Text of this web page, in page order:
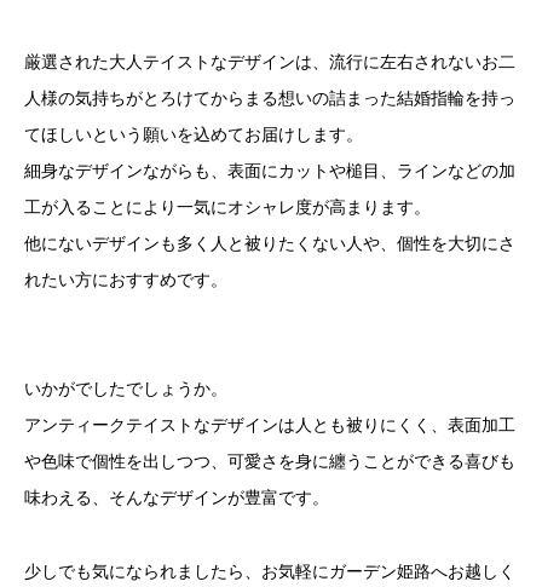
厳選された大人テイストなデザインは、流行に左右されないお二
人様の気持ちがとろけてからまる想いの詰まった結婚指輪を持っ
てほしいという願いを込めてお届けします。
細身なデザインながらも、表面にカットや槌目、ラインなどの加
工が入ることにより一気にオシャレ度が高まります。
他にないデザインも多く人と被りたくない人や、個性を大切にさ
れたい方におすすめです。
いかがでしたでしょうか。
アンティークテイストなデザインは人とも被りにくく、表面加工
や色味で個性を出しつつ、可愛さを身に纏うことができる喜びも
味わえる、そんなデザインが豊富です。
少しでも気になられましたら、お気軽にガーデン姫路へお越しく